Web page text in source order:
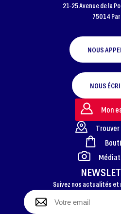
21-25 Avenue de la
75014
NOUS
NOUS
Suivez nos actualités
Mon
Trouver